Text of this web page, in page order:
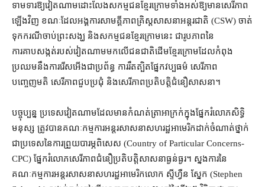
ទាមទារ​ឱ្យ​វៀតណាម​ដោះលែង​សកម្មជន​ខ្មែរក្រោម​ទាំងអស់​ឱ្យ​មាន​សេរីភាព​
ឡើងវិញ ខណៈ​ដែល​អង្គការ​សាមគ្គីភាព​គ្រិស្តសាសនា​អន្តរជាតិ (CSW) ចាត់
ទុក​ករណី​ចាប់​ព្រះសង្ឃ និង​សកម្មជន​ខ្មែរក្រោម​នេះ ជា​រូបភាព​នៃ​
ការគាបសង្កត់​របស់​វៀតណាម​មក​លើ​ជនជាតិ​ដើម​ខ្មែរក្រោម​ដែល​កំពុង​
ប្រឈម​នឹង​ការរើសអើង​ជា​ប្រព័ន្ធ ការ​រឹតត្បិត​ផ្នែក​វប្បធម៌ សេរីភាព​
បញ្ចេញមតិ សេរីភាព​ជួប​ប្រជុំ និង​សេរីភាព​ប្រតិបត្តិ​ជំនឿ​សាសនា។
បច្ចុប្បន្ន ប្រទេស​វៀតណាម​ដែល​មាន​កំណត់ត្រា​អាក្រក់​ក្នុង​ផ្នែក​រំលោភ​សិទ្ធិ
មនុស្ស ត្រូវ​បាន​គណៈកម្មការ​អន្តរ​សាសនា​សហរដ្ឋអាមេរិក​ដាក់​ចំណាត់ថ្នាក់​
ជា​ប្រទេស​នៃ​ការ​ព្រួយបារម្ភ​ពិសេស (Country of Particular Concerns-
CPC) ផ្នែក​រំលោភ​សេរីភាព​ជំនឿ​ប្រតិបត្តិ​សាសនា​ធ្ងន់ធ្ងរ​។ ស្នងការ​នៃ​
គណៈកម្មការ​អន្តរ​សាសនា​សហរដ្ឋអាមេរិក​លោក ស្ទីហ្វឺន ស្នែក (Stephen